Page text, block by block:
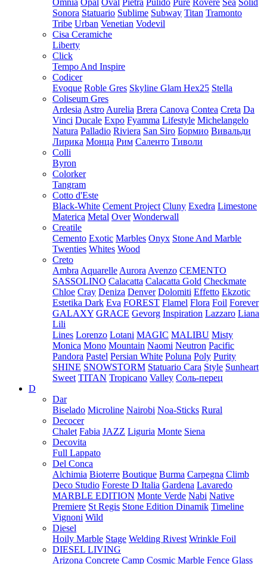
Omnia Opal Oval Pietra Pulido Pure Rovere Sea Solid
Sonora Statuario Sublime Subway Titan Tramonto
Tribe Urban Venetian Vodevil
Cisa Ceramiche
Liberty
Click
Tempo And Inspire
Codicer
Evoque Roble Gres Skyline Glam Hex25 Stella
Coliseum Gres
Ardesia Astro Aurelia Brera Canova Contea Creta Da
Vinci Ducale Expo Fyamma Lifestyle Michelangelo
Natura Palladio Riviera San Siro Бормио Вивальди
Лирика Монца Рим Саленто Тиволи
Colli
Byron
Colorker
Tangram
Cotto d'Este
Black-White Cement Project Cluny Exedra Limestone
Materica Metal Over Wonderwall
Creatile
Cemento Exotic Marbles Onyx Stone And Marble
Twenties Whites Wood
Creto
Ambra Aquarelle Aurora Avenzo CEMENTO
SASSOLINO Calacatta Calacatta Gold Checkmate
Chloe Cray Deniza Denver Dolomiti Effetto Ekzotic
Estetika Dark Eva FOREST Flamel Flora Foil Forever
GALAXY GRACE Gevorg Inspiration Lazzaro Liana
Lili
Lines Lorenzo Lotani MAGIC MALIBU Misty
Monica Mono Mountain Naomi Neutron Pacific
Pandora Pastel Persian White Poluna Poly Purity
SHINE SNOWSTORM Statuario Cara Style Sunheart
Sweet TITAN Tropicano Valley Соль-перец
D
Dar
Biselado Microline Nairobi Noa-Sticks Rural
Decocer
Chalet Fabia JAZZ Liguria Monte Siena
Decovita
Full Lappato
Del Conca
Alchimia Bioterre Boutique Burma Carpegna Climb
Deco Studio Foreste D Italia Gardena Lavaredo
MARBLE EDITION Monte Verde Nabi Native
Premiere St Regis Stone Edition Dinamik Timeline
Vignoni Wild
Diesel
Hoily Marble Stage Welding Rivest Wrinkle Foil
DIESEL LIVING
Arizona Concrete Camp Cosmic Marble Fence Glass